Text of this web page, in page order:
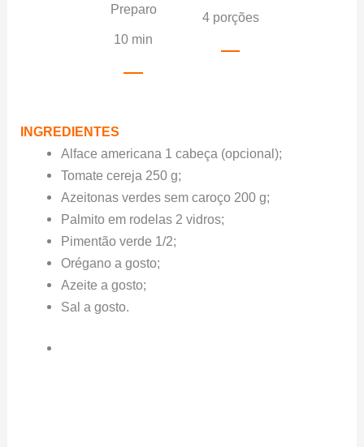
Preparo
10 min
4 porções
INGREDIENTES
Alface americana 1 cabeça (opcional);
Tomate cereja 250 g;
Azeitonas verdes sem caroço 200 g;
Palmito em rodelas 2 vidros;
Pimentão verde 1/2;
Orégano a gosto;
Azeite a gosto;
Sal a gosto.